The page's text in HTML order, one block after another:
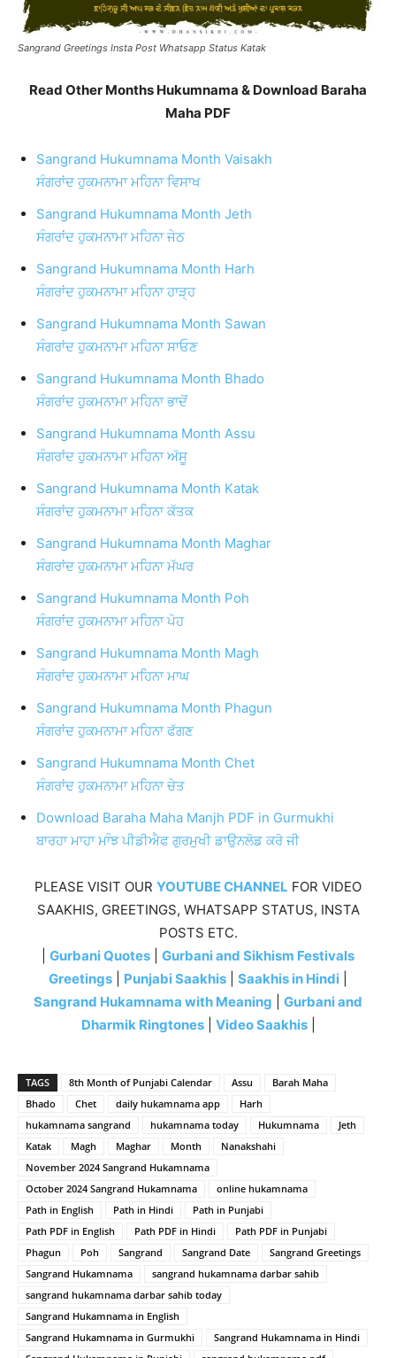
Sangrand Greetings Insta Post Whatsapp Status Katak
Read Other Months Hukumnama & Download Baraha
Maha PDF
Sangrand Hukumnama Month Vaisakh
ਸੰਗਰਾਂਦ ਹੁਕਮਨਾਮਾ ਮਹਿਨਾ ਵਿਸਾਖ
Sangrand Hukumnama Month Jeth
ਸੰਗਰਾਂਦ ਹੁਕਮਨਾਮਾ ਮਹਿਨਾ ਜੇਠ
Sangrand Hukumnama Month Harh
ਸੰਗਰਾਂਦ ਹੁਕਮਨਾਮਾ ਮਹਿਨਾ ਹਾੜ੍ਹ
Sangrand Hukumnama Month Sawan
ਸੰਗਰਾਂਦ ਹੁਕਮਨਾਮਾ ਮਹਿਨਾ ਸਾਓਣ
Sangrand Hukumnama Month Bhado
ਸੰਗਰਾਂਦ ਹੁਕਮਨਾਮਾ ਮਹਿਨਾ ਭਾਦੋਂ
Sangrand Hukumnama Month Assu
ਸੰਗਰਾਂਦ ਹੁਕਮਨਾਮਾ ਮਹਿਨਾ ਅੱਸੂ
Sangrand Hukumnama Month Katak
ਸੰਗਰਾਂਦ ਹੁਕਮਨਾਮਾ ਮਹਿਨਾ ਕੱਤਕ
Sangrand Hukumnama Month Maghar
ਸੰਗਰਾਂਦ ਹੁਕਮਨਾਮਾ ਮਹਿਨਾ ਮੱਘਰ
Sangrand Hukumnama Month Poh
ਸੰਗਰਾਂਦ ਹੁਕਮਨਾਮਾ ਮਹਿਨਾ ਪੋਹ
Sangrand Hukumnama Month Magh
ਸੰਗਰਾਂਦ ਹੁਕਮਨਾਮਾ ਮਹਿਨਾ ਮਾਘ
Sangrand Hukumnama Month Phagun
ਸੰਗਰਾਂਦ ਹੁਕਮਨਾਮਾ ਮਹਿਨਾ ਫੱਗਣ
Sangrand Hukumnama Month Chet
ਸੰਗਰਾਂਦ ਹੁਕਮਨਾਮਾ ਮਹਿਨਾ ਚੇਤ
Download Baraha Maha Manjh PDF in Gurmukhi
ਬਾਰਹਾ ਮਾਹਾ ਮਾੰਝ ਪੀਡੀਐਫ ਗੁਰਮੁਖੀ ਡਾਉਨਲੋਡ ਕਰੋ ਜੀ
PLEASE VISIT OUR YOUTUBE CHANNEL FOR VIDEO
SAAKHIS, GREETINGS, WHATSAPP STATUS, INSTA
POSTS ETC.
Gurbani Quotes
Gurbani and Sikhism Festivals
Greetings
Punjabi Saakhis Saakhis in Hindi
Sangrand Hukamnama with Meaning
Gurbani and
Dharmik Ringtones| Video Saakhis|
TAGS 8th Month of Punjabi Calendar Assu
Barah Maha
Bhado
Chet daily hukamnama app
Harh
hukamnama sangrand
hukamnama today Hukumnama
Jeth
Katak
Magh Maghar Month
Nanakshahi
November 2024 Sangrand Hukamnama
October 2024 Sangrand Hukamnama
online hukamnama
Path in English
Path in Hindi
Path in Punjabi
Path PDF in English
Path PDF in Hindi
Path PDF in Punjabi
Phagun
Poh Sangrand Sangrand Date
Sangrand Greetings
Sangrand Hukamnama
sangrand hukamnama darbar sahib
sangrand hukamnama darbar sahib today
Sangrand Hukamnama in English
Sangrand Hukamnama in Gurmukhi
Sangrand Hukamnama in Hindi